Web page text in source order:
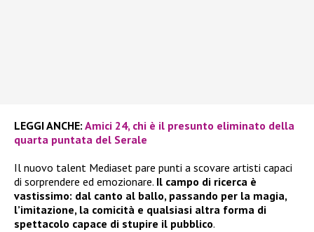
LEGGI ANCHE: Amici 24, chi è il presunto eliminato della
quarta puntata del Serale
Il nuovo talent Mediaset pare punti a scovare artisti capaci
di sorprendere ed emozionare. Il campo di ricerca è
vastissimo: dal canto al ballo, passando per la magia,
l’imitazione, la comicità e qualsiasi altra forma di
spettacolo capace di stupire il pubblico.